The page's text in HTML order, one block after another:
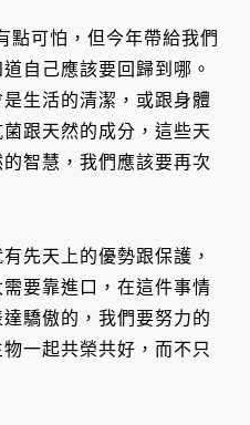
點可怕，但今年帶給我們
自己應該要回歸到哪。
生活的清潔，或跟身體
跟天然的成分，這些天
智慧，我們應該要再次
先天上的優勢跟保護，
要靠進口，在這件事情
驕傲的，我們要努力的
一起共榮共好，而不只